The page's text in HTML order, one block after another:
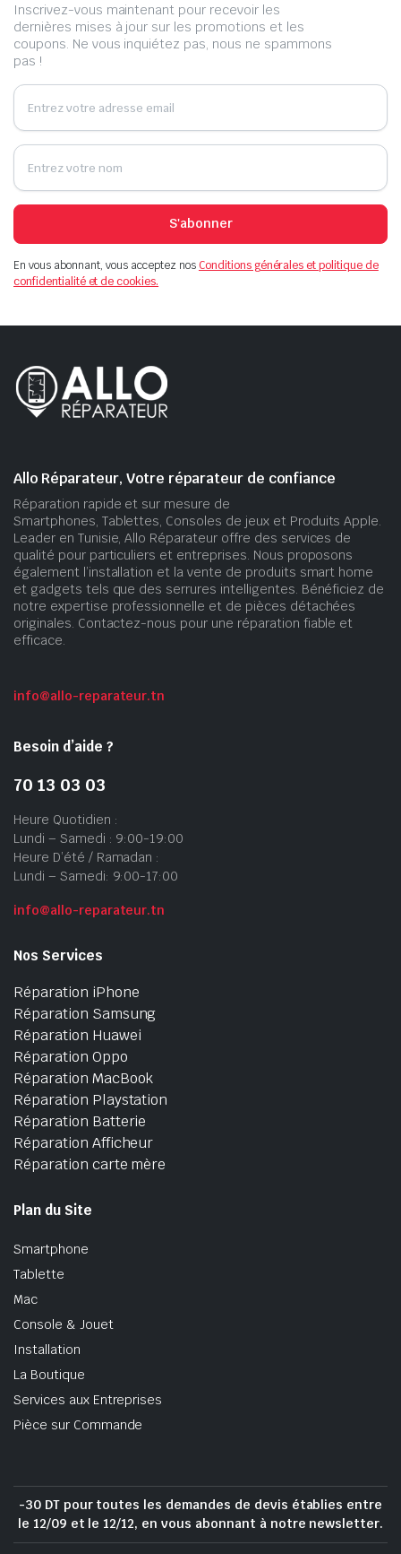
Inscrivez-vous maintenant pour recevoir les
dernières mises à jour sur les promotions et les
coupons. Ne vous inquiétez pas, nous ne spammons
pas !
S'abonner
En vous abonnant, vous acceptez nosConditions générales et politique de
confidentialité et de cookies.
Allo Réparateur, Votre réparateur de confiance
Réparation rapide et sur mesure de
Smartphones, Tablettes, Consoles de jeux et Produits Apple.
Leader en Tunisie, Allo Réparateur offre des services de
qualité pour particuliers et entreprises. Nous proposons
également l’installation et la vente de produits smart home
et gadgets tels que des serrures intelligentes. Bénéficiez de
notre expertise professionnelle et de pièces détachées
originales. Contactez-nous pour une réparation fiable et
efficace.
info@allo-reparateur.tn
Besoin d’aide ?
70 13 03 03
Heure Quotidien :
Lundi – Samedi : 9:00-19:00
Heure D’été / Ramadan :
Lundi – Samedi: 9:00-17:00
info@allo-reparateur.tn
Nos Services
Réparation iPhone
Réparation Samsung
Réparation Huawei
Réparation Oppo
Réparation MacBook
Réparation Playstation
Réparation Batterie
Réparation Afficheur
Réparation carte mère
Plan du Site
Smartphone
Tablette
Mac
Console & Jouet
Installation
La Boutique
Services aux Entreprises
Pièce sur Commande
-30 DT pour toutes les demandes de devis établies entre
le 12/09 et le 12/12, en vous abonnant à notre newsletter.